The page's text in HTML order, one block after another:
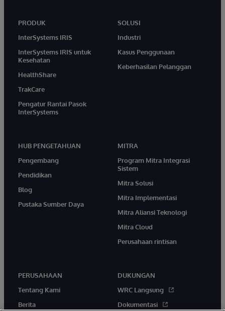
PRODUK
InterSystems IRIS
InterSystems IRIS untuk
Kesehatan
HealthShare
TrakCare
Pengatur Rantai Pasok
InterSystems
SOLUSI
Industri
Kasus Penggunaan
Keberhasilan Pelanggan
HUB PENGETAHUAN
Pengembang
Pendidikan
Blog
Pustaka Sumber Daya
MITRA
Program Mitra Integrasi
Sistem
Mitra Solusi
Mitra Implementasi
Mitra Aliansi Teknologi
Mitra Cloud
Perusahaan rintisan
PERUSAHAAN
Tentang Kami
Berita
DUKUNGAN
WRC Langsung
Dokumentasi